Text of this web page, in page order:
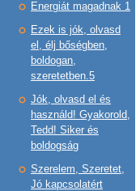
Energiát magadnak 1
Ezek is jók, olvasd
el, élj bőségben,
boldogan,
szeretetben.5
Jók, olvasd el és
használd! Gyakorold,
Tedd! Siker és
boldogság
Szerelem, Szeretet,
Jó kapcsolatért